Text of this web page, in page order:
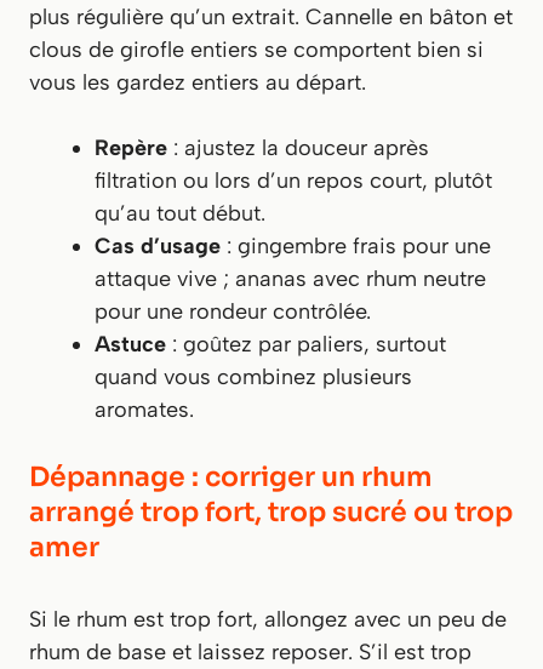
plus régulière qu’un extrait. Cannelle en bâton et
clous de girofle entiers se comportent bien si
vous les gardez entiers au départ.
Repère : ajustez la douceur après
filtration ou lors d’un repos court, plutôt
qu’au tout début.
Cas d’usage : gingembre frais pour une
attaque vive ; ananas avec rhum neutre
pour une rondeur contrôlée.
Astuce : goûtez par paliers, surtout
quand vous combinez plusieurs
aromates.
Dépannage : corriger un rhum
arrangé trop fort, trop sucré ou trop
amer
Si le rhum est trop fort, allongez avec un peu de
rhum de base et laissez reposer. S’il est trop